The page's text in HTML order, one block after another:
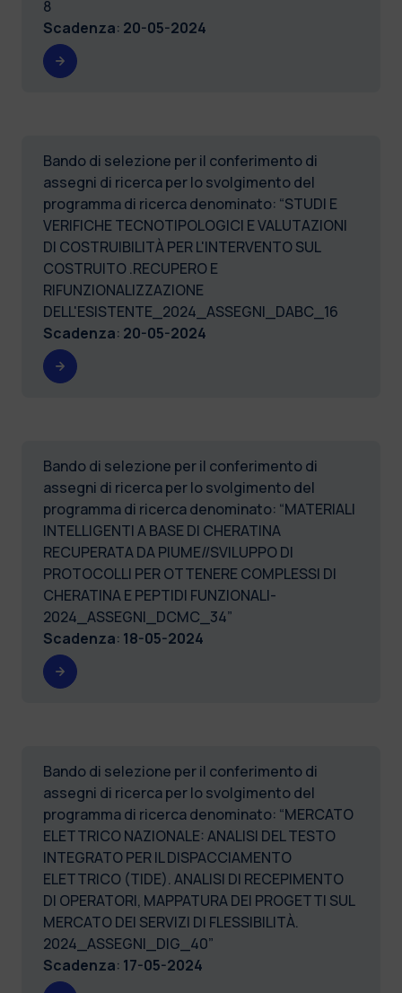
8
Scadenza: 20-05-2024
Bando di selezione per il conferimento di
assegni di ricerca per lo svolgimento del
programma di ricerca denominato: “STUDI E
VERIFICHE TECNOTIPOLOGICI E VALUTAZIONI
DI COSTRUIBILITÀ PER L'INTERVENTO SUL
COSTRUITO .RECUPERO E
RIFUNZIONALIZZAZIONE
DELL'ESISTENTE_2024_ASSEGNI_DABC_16
Scadenza: 20-05-2024
Bando di selezione per il conferimento di
assegni di ricerca per lo svolgimento del
programma di ricerca denominato: “MATERIALI
INTELLIGENTI A BASE DI CHERATINA
RECUPERATA DA PIUME//SVILUPPO DI
PROTOCOLLI PER OTTENERE COMPLESSI DI
CHERATINA E PEPTIDI FUNZIONALI-
2024_ASSEGNI_DCMC_34”
Scadenza: 18-05-2024
Bando di selezione per il conferimento di
assegni di ricerca per lo svolgimento del
programma di ricerca denominato: “MERCATO
ELETTRICO NAZIONALE: ANALISI DEL TESTO
INTEGRATO PER IL DISPACCIAMENTO
ELETTRICO (TIDE). ANALISI DI RECEPIMENTO
DI OPERATORI, MAPPATURA DEI PROGETTI SUL
MERCATO DEI SERVIZI DI FLESSIBILITÀ.
2024_ASSEGNI_DIG_40”
Scadenza: 17-05-2024